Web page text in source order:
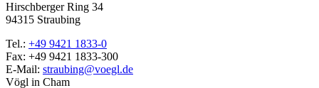
Hirschberger Ring 34
94315 Straubing
Tel.: +49 9421 1833-0
Fax: +49 9421 1833-300
E-Mail: straubing@voegl.de
Vögl in Cham